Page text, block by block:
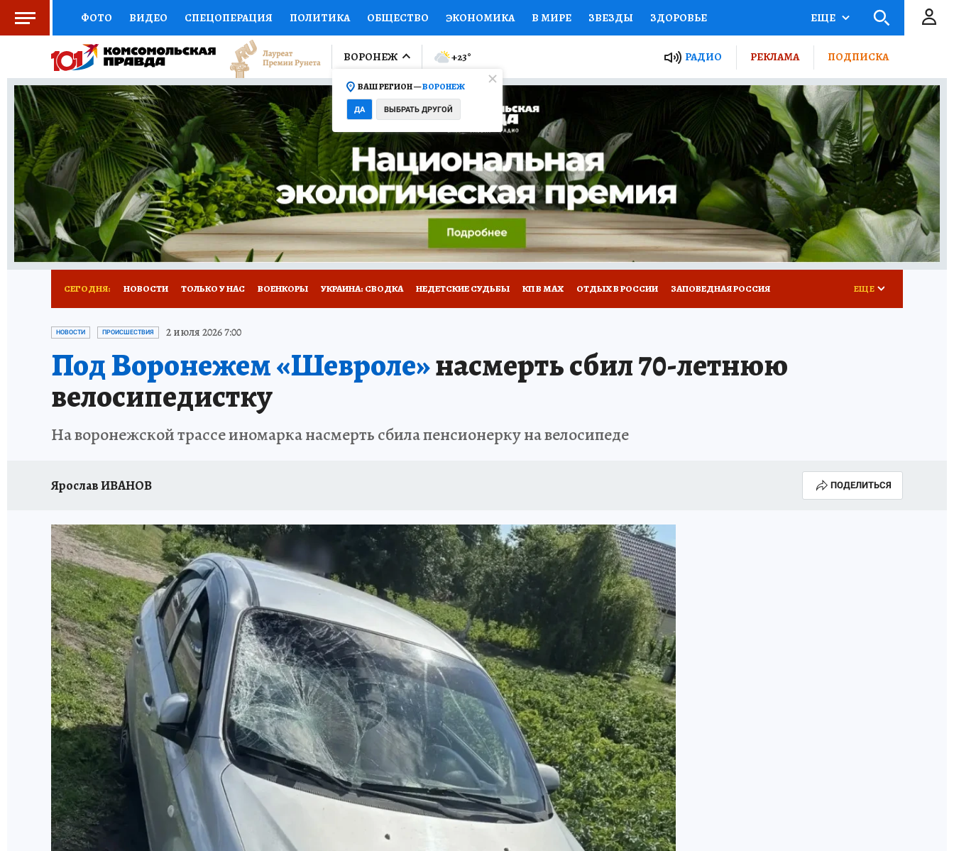
ФОТО ВИДЕО СПЕЦОПЕРАЦИЯ ПОЛИТИКА ОБЩЕСТВО ЭКОНОМИКА В МИРЕ ЗВЕЗДЫ ЗДОРОВЬЕ
СОЦПОДДЕРЖКА НАУКА СПОРТ КОЛУМНИСТЫ ПРОИСШЕСТВИЯ НАЦИОНАЛЬНЫЕ ПРОЕКТЫ РОССИИ
ВЫБОР ЭКСПЕРТОВ ДОКТОР ФИНАНСЫ ОТКРЫВАЕМ МИР Я ЗНАЮ СЕМЬЯ ЖЕНСКИЕ СЕКРЕТЫ ПУТЕВОДИТЕЛЬ
КНИЖНАЯ ПОЛКА ПРОГНОЗЫ НА СПОРТ ПРОМОКОДЫ СЕРИАЛЫ СПЕЦПРОЕКТЫ ДЕФИЦИТ ЖЕЛЕЗА ТУРИЗМ
ПРЕСС-ЦЕНТР НЕДВИЖИМОСТЬ ТЕЛЕВИЗОР КОЛЛЕКЦИИ КОНКУРСЫ РАБОТА У НАС ГИД ПОТРЕБИТЕЛЯ ВСЕ О КП
РАДИО КП РЕКЛАМА ТЕСТЫ НОВОЕ НА САЙТЕ
ЕЩЕ
ВОРОНЕЖ
ВАШ РЕГИОН —ВОРОНЕЖ
ДА ВЫБРАТЬ ДРУГОЙ
+23° РАДИО РЕКЛАМА ПОДПИСКА
СЕГОДНЯ: НОВОСТИ ТОЛЬКО У НАС ВОЕНКОРЫ УКРАИНА: СВОДКА НЕДЕТСКИЕ СУДЬБЫ КП В МАХ ОТДЫХ В РОССИИ ЗАПОВЕДНАЯ РОССИЯ
ПРОИСШЕСТВИЯ АФИША
ЕЩЕ
НОВОСТИ ПРОИСШЕСТВИЯ 2 июля 2026 7:00
Под Воронежем «Шевроле»насмерть сбил 70-летнюю
велосипедистку
На воронежской трассе иномарка насмерть сбила пенсионерку на велосипеде
Ярослав ИВАНОВ ПОДЕЛИТЬСЯ